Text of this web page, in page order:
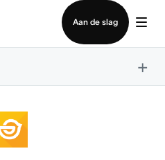
Aan de slag
met verkoop
×